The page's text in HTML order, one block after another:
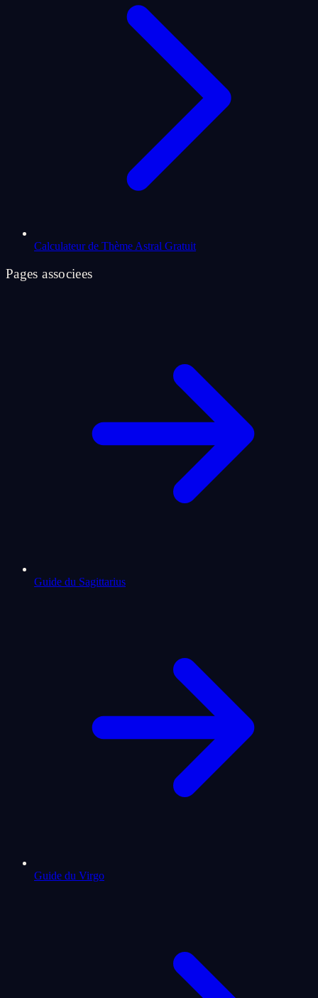
Calculateur de Thème Astral Gratuit
Pages associees
Guide du Sagittarius
Guide du Virgo